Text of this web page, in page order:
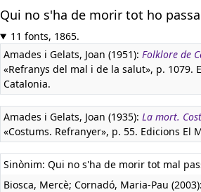
Qui no s'ha de morir tot ho passa
11 fonts, 1865.
Amades i Gelats, Joan (1951): Folklore de
«Refranys del mal i de la salut», p. 1079.
Catalonia.
Amades i Gelats, Joan (1935): La mort.
«Costums. Refranyer», p. 55. Edicions El
Sinònim: Qui no s'ha de morir tot mal
Biosca, Mercè; Cornadó, Maria-Pau (2003):